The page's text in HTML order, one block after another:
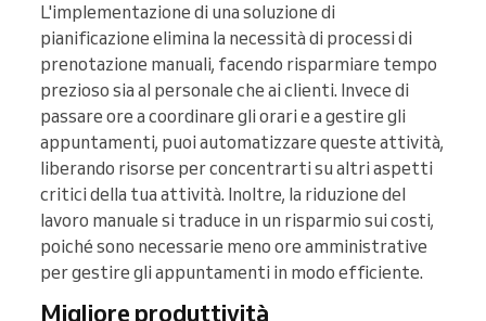
L'implementazione di una soluzione di
pianificazione elimina la necessità di processi di
prenotazione manuali, facendo risparmiare tempo
prezioso sia al personale che ai clienti. Invece di
passare ore a coordinare gli orari e a gestire gli
appuntamenti, puoi automatizzare queste attività,
liberando risorse per concentrarti su altri aspetti
critici della tua attività. Inoltre, la riduzione del
lavoro manuale si traduce in un risparmio sui costi,
poiché sono necessarie meno ore amministrative
per gestire gli appuntamenti in modo efficiente.
Migliore produttività